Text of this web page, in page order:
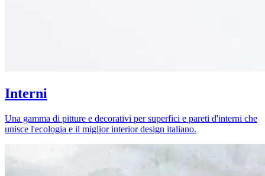
Interni
Una gamma di pitture e decorativi per superfici e pareti d'interni che
unisce l'ecologia e il miglior interior design italiano.